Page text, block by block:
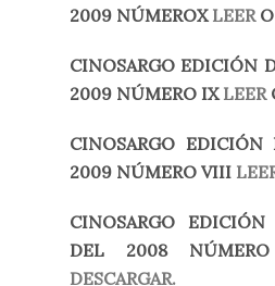
2009 NÚMEROXLEER O
CINOSARGO EDICIÓN
2009 NÚMERO IXLEER
CINOSARGO
2009 NÚMERO VIII
CINOSARGO
DEL 2008
DESCARGAR.